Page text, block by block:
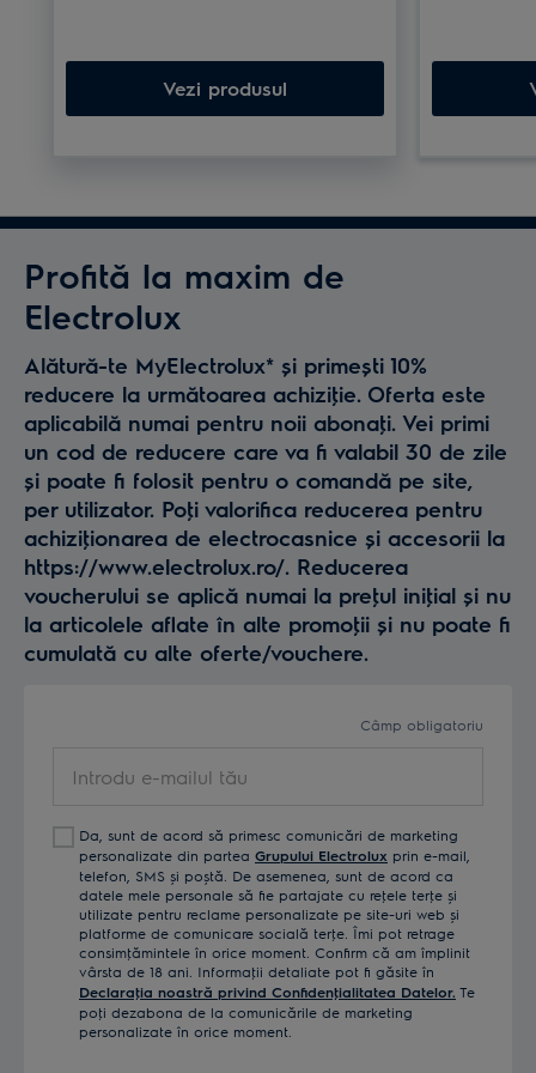
folosești, Placa de sare Himalaya
va transforma masa într-o
Vezi produsul
plus,
curățat și
sau pe gaz.
Profită la maxim de
Electrolux
Alătură-te MyElectrolux* și primești 10%
reducere la următoarea achiziţie. Oferta este
aplicabilă numai pentru noii abonaţi. Vei primi
un cod de reducere care va fi valabil 30 de zile
și poate fi folosit pentru o comandă pe site,
per utilizator. Poţi valorifica reducerea pentru
achiziţionarea de electrocasnice și accesorii la
https://www.electrolux.ro/. Reducerea
voucherului se aplică numai la preţul iniţial și nu
la articolele aflate în alte promoţii și nu poate fi
cumulată cu alte oferte/vouchere.
Câmp obligatoriu
tău Da, sunt de acord să primesc comunicări de marketing
personalizate din partea Grupului Electrolux prin e-mail,
telefon, SMS și poștă. De asemenea, sunt de acord ca
datele mele personale să fie partajate cu reţele terţe și
utilizate pentru reclame personalizate pe site-uri web și
platforme de comunicare socială terţe. Îmi pot retrage
consimţămintele în orice moment. Confirm că am împlinit
vârsta de 18 ani. Informaţii detaliate pot fi găsite în
Declaraţia noastră privind Confidenţialitatea Datelor. Te
poţi dezabona de la comunicările de marketing
personalizate în orice moment.